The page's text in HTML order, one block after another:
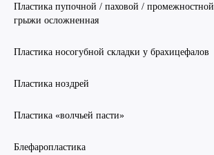
Пластика пупочной / паховой / промежностной
грыжи осложненная
Пластика носогубной складки у брахицефалов
Пластика ноздрей
Пластика «волчьей пасти»
Блефаропластика